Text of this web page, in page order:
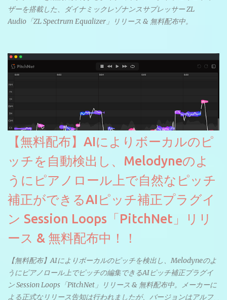
ザーを搭載した、ダイナミックレゾナンスサプレッサー ZL
Audio「ZL Spectrum Equalizer」リリース & 無料配布中。
【無料配布】AIによりボーカルのピ
ッチを自動検出し、Melodyneのよ
うにピアノロール上で自然なピッチ
補正ができるAIピッチ補正プラグイ
ン Session Loops「PitchNet」リリ
ース & 無料配布中！！
【無料配布】AIによりボーカルのピッチを検出し、Melodyneのよ
うにピアノロール上でピッチの編集できるAIピッチ補正プラグイ
ン Session Loops「PitchNet」リリース & 無料配布中。メーカーに
よる正式なリリース告知は行われましたが、バージョンはアルフ